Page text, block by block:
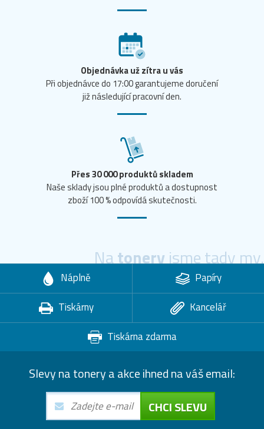
Objednávka už zítra u vás
Při objednávce do 17:00 garantujeme doručení
již následující pracovní den.
Přes 30 000 produktů skladem
Naše sklady jsou plné produktů a dostupnost
zboží 100 % odpovídá skutečnosti.
Natoneryjsme tady my.
Náplně
Papíry
Tiskárny
Kancelář
Tiskárna zdarma
Slevy na tonery a akce ihned na váš email:
CHCI SLEVU